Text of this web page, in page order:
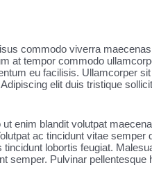
commodo viverra
at tempor commodo
eu facilisis. Ullamcorper
elit duis tristique
enim blandit volutpat
ac tincidunt vitae
lobortis feugiat.
semper. Pulvinar